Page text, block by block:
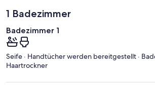
1 Badezimmer
Badezimmer 1
Seife · Handtücher werden bereitgestellt ·
Haartrockner